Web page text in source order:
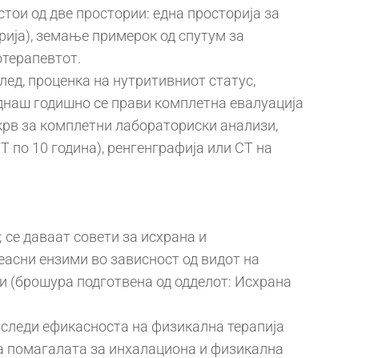
од две простории: една просторија за
земање примерок од спутум за
проценка на нутритивниот статус,
годишно се прави комплетна евалуација
за комплетни лабораториски анализи,
10 година), ренгенграфија или CT на
се даваат совети за исхрана и
ензими во зависност од видот на
(брошура подготвена од одделот: Исхрана
ефикасноста на физикална терапија
помагалата за инхалациона и физикална